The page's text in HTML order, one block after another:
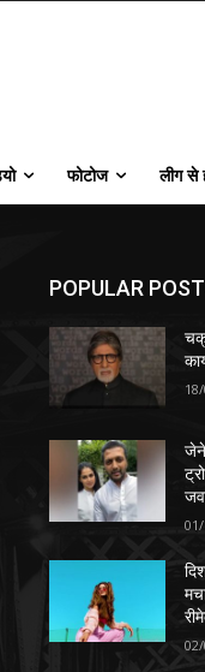
फोटोज लीग से
POPULAR